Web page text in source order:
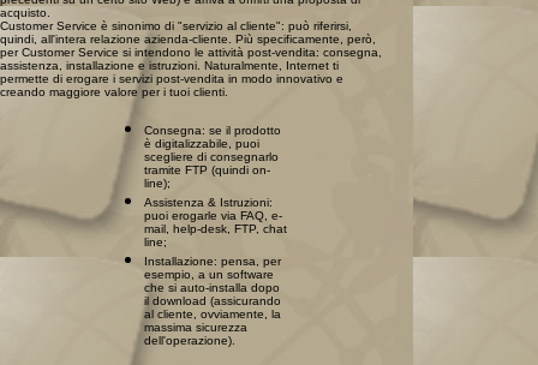
acquisto.
Customer Service è sinonimo di "servizio al cliente": può riferirsi,
quindi, all'intera relazione azienda-cliente. Più specificamente, però,
per Customer Service si intendono le attività post-vendita: consegna,
assistenza, installazione e istruzioni. Naturalmente, Internet ti
permette di erogare i servizi post-vendita in modo innovativo e
creando maggiore valore per i tuoi clienti.
Consegna: se il prodotto
è digitalizzabile, puoi
scegliere di consegnarlo
tramite FTP (quindi on-
line);
Assistenza & Istruzioni:
puoi erogarle via FAQ, e-
mail, help-desk, FTP, chat
line;
Installazione: pensa, per
esempio, a un software
che si auto-installa dopo
il download (assicurando
al cliente, ovviamente, la
massima sicurezza
dell'operazione).